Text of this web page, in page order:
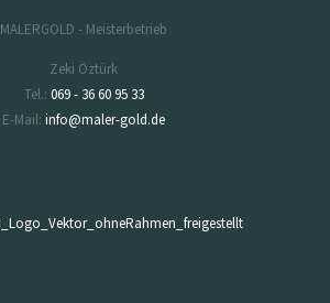
MALERGOLD - Meisterbetrieb
Zeki Öztürk
Tel.: 069 - 36 60 95 33
E-Mail: info@maler-gold.de